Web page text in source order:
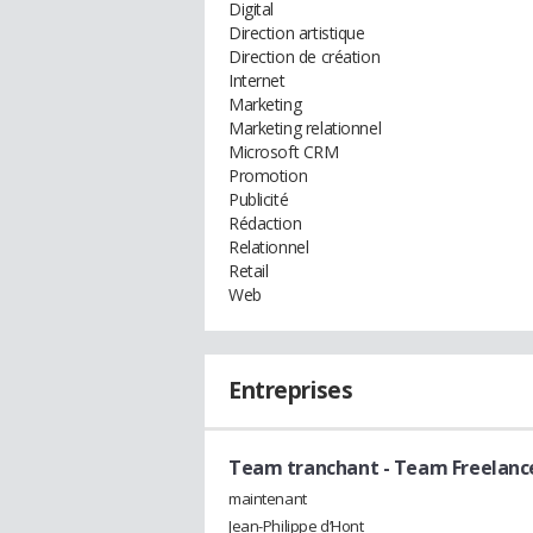
Digital
Direction artistique
Direction de création
Internet
Marketing
Marketing relationnel
Microsoft CRM
Promotion
Publicité
Rédaction
Relationnel
Retail
Web
Entreprises
Team tranchant - Team
maintenant
Jean-Philippe d’Hont